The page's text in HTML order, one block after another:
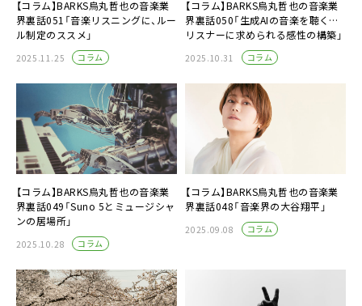
【コラム】BARKS烏丸哲也の音楽業
界裏話051「音楽リスニングに、ルー
ル制定のススメ」
2025.11.25 コラム
【コラム】BARKS烏丸哲也の音楽業
界裏話050「生成AIの音楽を聴く…
リスナーに求められる感性の構築」
2025.10.31 コラム
【コラム】BARKS烏丸哲也の音楽業
界裏話049「Suno 5とミュージシャ
ンの居場所」
2025.10.28 コラム
【コラム】BARKS烏丸哲也の音楽業
界裏話048「音楽界の大谷翔平」
2025.09.08 コラム